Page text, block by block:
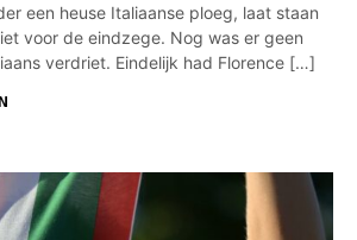
een heuse Italiaanse ploeg, laat staan
voor de eindzege. Nog was er geen
verdriet. Eindelijk had Florence […]